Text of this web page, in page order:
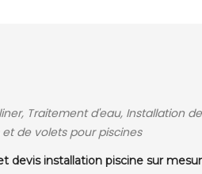
Traitement d'eau, Installation de
de volets pour piscines
devis installation piscine sur